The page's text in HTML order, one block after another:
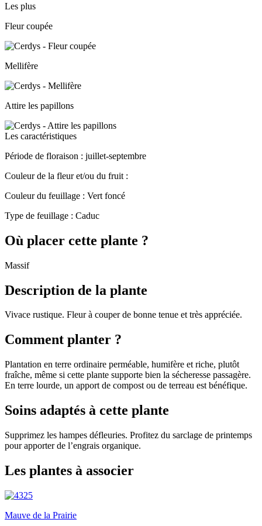
Les plus
Fleur coupée
Mellifère
Attire les papillons
Les caractéristiques
Période de floraison : juillet-septembre
Couleur de la fleur et/ou du fruit :
Couleur du feuillage : Vert foncé
Type de feuillage : Caduc
Où placer cette plante ?
Massif
Description de la plante
Vivace rustique. Fleur à couper de bonne tenue et très appréciée.
Comment planter ?
Plantation en terre ordinaire perméable, humifère et riche, plutôt
fraîche, même si cette plante supporte bien la sécheresse passagère.
En terre lourde, un apport de compost ou de terreau est bénéfique.
Soins adaptés à cette plante
Supprimez les hampes défleuries. Profitez du sarclage de printemps
pour apporter de l’engrais organique.
Les plantes à associer
Mauve de la Prairie